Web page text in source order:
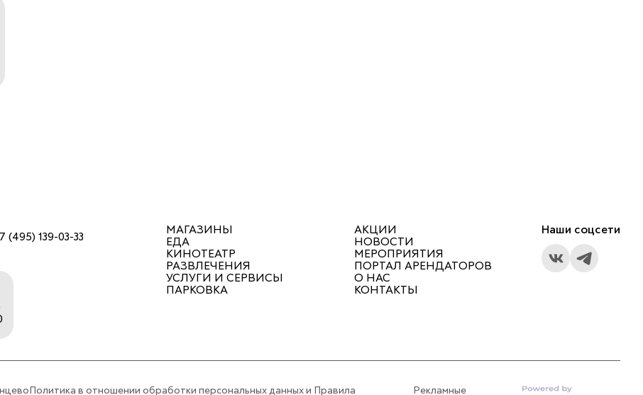
(495) 139-03-33
МАГАЗИНЫ
ЕДА
КИНОТЕАТР
РАЗВЛЕЧЕНИЯ
УСЛУГИ И СЕРВИСЫ
ПАРКОВКА
АКЦИИ
НОВОСТИ
МЕРОПРИЯТИЯ
ПОРТАЛ АРЕНДАТОРОВ
О НАС
КОНТАКТЫ
Наши соцсети
Политика в отношении обработки персональных данных и Правила Рекламные